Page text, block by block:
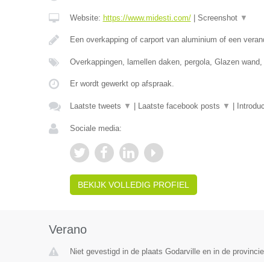
Website: https://www.midesti.com/| Screenshot ▼
Een overkapping of carport van aluminium of een
Overkappingen, lamellen daken, pergola, Glazen
Er wordt gewerkt op afspraak.
Laatste tweets ▼ Laatste facebook posts ▼
Sociale media:
BEKIJK VOLLEDIG PROFIEL
Verano
Niet gevestigd in de plaats Godarville en in de